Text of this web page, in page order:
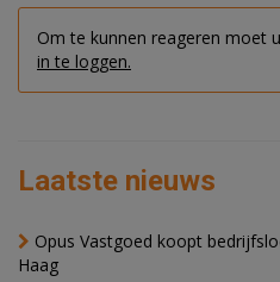
Om te kunnen reageren moet
in te loggen.
Laatste nieuws
Opus Vastgoed koopt
Haag